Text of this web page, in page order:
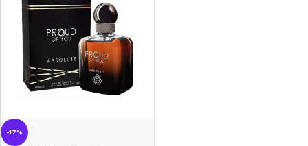
-17%